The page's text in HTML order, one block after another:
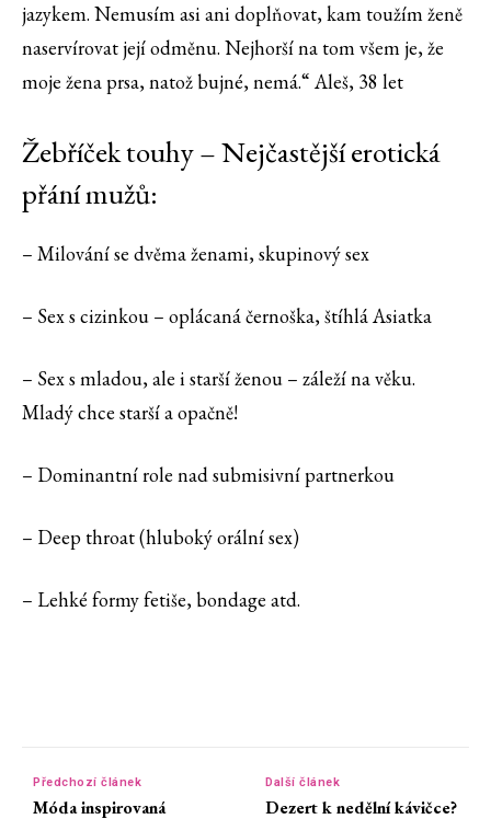
jazykem. Nemusím asi ani doplňovat, kam toužím ženě
naservírovat její odměnu. Nejhorší na tom všem je, že
moje žena prsa, natož bujné, nemá.“ Aleš, 38 let
Žebříček touhy – Nejčastější erotická
přání mužů:
– Milování se dvěma ženami, skupinový sex
– Sex s cizinkou – oplácaná černoška, štíhlá Asiatka
– Sex s mladou, ale i starší ženou – záleží na věku.
Mladý chce starší a opačně!
– Dominantní role nad submisivní partnerkou
– Deep throat (hluboký orální sex)
– Lehké formy fetiše, bondage atd.
Předchozí článek
Móda inspirovaná
Další článek
Dezert k nedělní kávičce?